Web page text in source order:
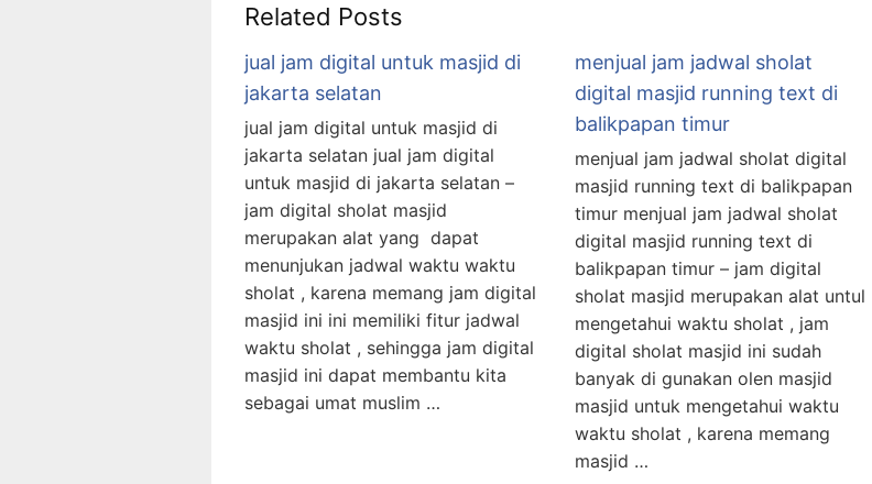
Related Posts
jual jam digital untuk masjid di
jakarta selatan
jual jam digital untuk masjid di
jakarta selatan jual jam digital
untuk masjid di jakarta selatan –
jam digital sholat masjid
merupakan alat yang dapat
menunjukan jadwal waktu waktu
sholat , karena memang jam digital
masjid ini ini memiliki fitur jadwal
waktu sholat , sehingga jam digital
masjid ini dapat membantu kita
sebagai umat muslim …
menjual jam jadwal sholat
digital masjid running text di
balikpapan timur
menjual jam jadwal sholat digital
masjid running text di balikpapan
timur menjual jam jadwal sholat
digital masjid running text di
balikpapan timur – jam digital
sholat masjid merupakan alat untul
mengetahui waktu sholat , jam
digital sholat masjid ini sudah
banyak di gunakan olen masjid
masjid untuk mengetahui waktu
waktu sholat , karena memang
masjid …